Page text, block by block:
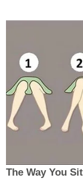
The Way You